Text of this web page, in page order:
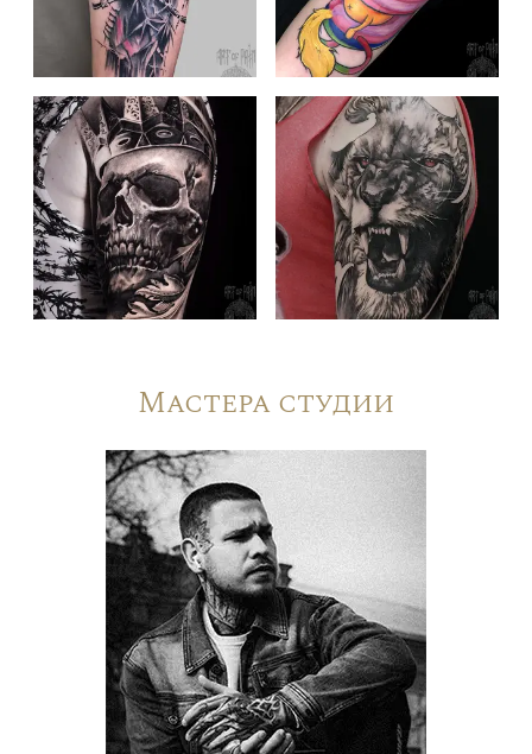
Мастера студии